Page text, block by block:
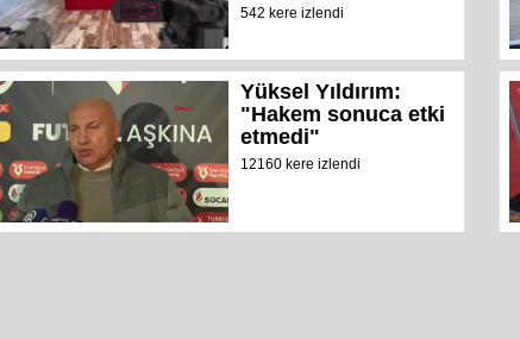
542 kere izlendi
Yüksel Yıldırım:
"Hakem sonuca etki
etmedi"
12160 kere izlendi